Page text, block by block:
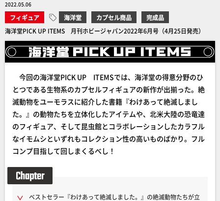
2022.05.06
フィギュア 海洋堂 カプセル商品
完成品
海洋堂PICK UP ITEMS 月刊ホビージャパン2022年6月号（4月25日発売）
今回の海洋堂PICK UP ITEMSでは、海洋堂の得意分野のひ
とつである生物系のカプセルフィギュアの新作が出揃った。絶
滅動物をユーモラスに紹介した書籍『わけあって絶滅しまし
た。』の動物たちを立体化したアイテムや、北米大陸の恐竜達
のフィギュア、そして昆虫館とコラボレーションしたカラフル
なイモムシといずれもコレクション性の高いものばかり。フル
コンプ目指して回しまくるべし！
ベストセラー『わけあって絶滅しました。』の絶滅動物たちが立